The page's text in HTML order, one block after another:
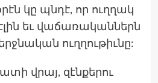
կը պնդէ, որ ուղղակ
եւ վաճառականներն
ուղղութիւնը:
վրայ, զէնքերու